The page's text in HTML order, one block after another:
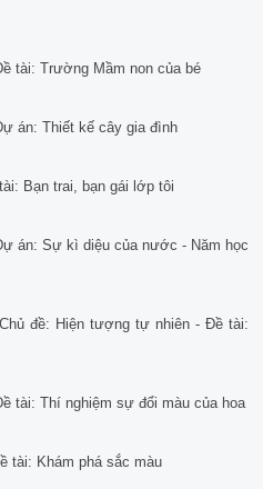
tài: Trường Mầm non của bé
án: Thiết kế cây gia đình
Bạn trai, bạn gái lớp tôi
án: Sự kì diệu của nước - Năm học
đề: Hiện tượng tự nhiên - Đề tài:
tài: Thí nghiệm sự đổi màu của hoa
tài: Khám phá sắc màu